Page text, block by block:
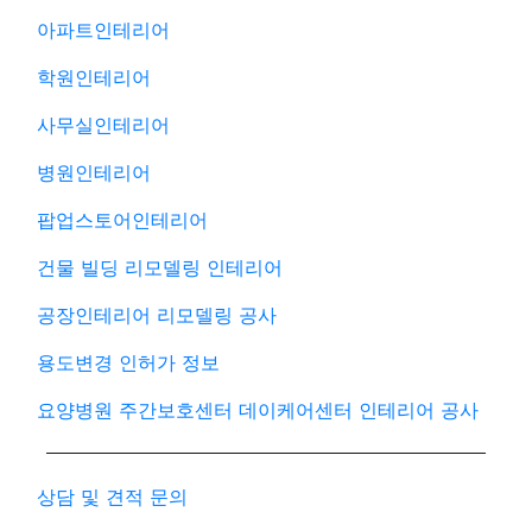
아파트인테리어
학원인테리어
사무실인테리어
병원인테리어
팝업스토어인테리어
건물 빌딩 리모델링 인테리어
공장인테리어 리모델링 공사
용도변경 인허가 정보
요양병원 주간보호센터 데이케어센터 인테리어 공사
상담 및 견적 문의